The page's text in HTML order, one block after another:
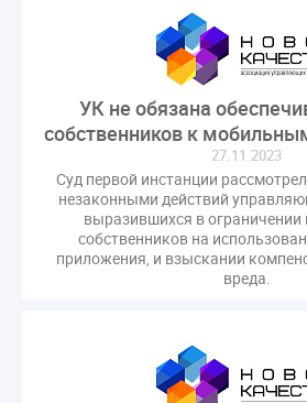
кадры
кворум ОСС
коммунальные ресурсы
коррупция
микрогенерация
надзор
неосновательное обогащение
непредвиденные расходы
общедомовое имущество
общедомовой прибор учета
общее
общественный совет
объект
плановые проверки
пожарная безопасность
УК не обязана
собственников к
27.11.2023
Суд первой инстанции
незаконными действий
выразившихся в ограничении
собственников на
приложения, и взыскании
вреда.